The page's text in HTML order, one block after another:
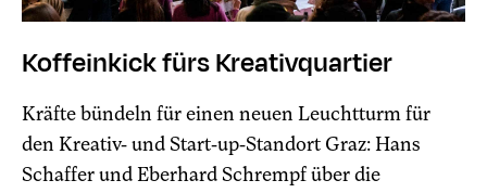
Koffeinkick fürs Kreativquartier
Kräfte bündeln für einen neuen Leuchtturm für
den Kreativ- und Start-up-Standort Graz: Hans
Schaffer und Eberhard Schrempf über die